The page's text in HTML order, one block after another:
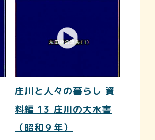
庄川と人々の暮らし 資
料編 13 庄川の大水害
（昭和９年）